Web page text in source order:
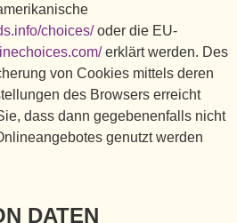
choices/oder die EU-
erklärt werden. Des
von Cookies mittels deren
des Browsers erreicht
dass dann gegebenenfalls nicht
genutzt werden
DATEN